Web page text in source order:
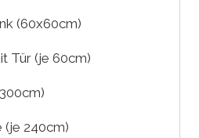
(60x60cm)
Tür (je 60cm)
(je 240cm)